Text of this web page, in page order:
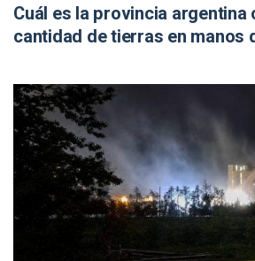
Cuál es la provincia argentina
cantidad de tierras en manos